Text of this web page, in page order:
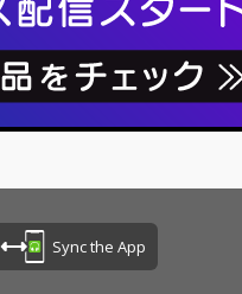
Sync the App